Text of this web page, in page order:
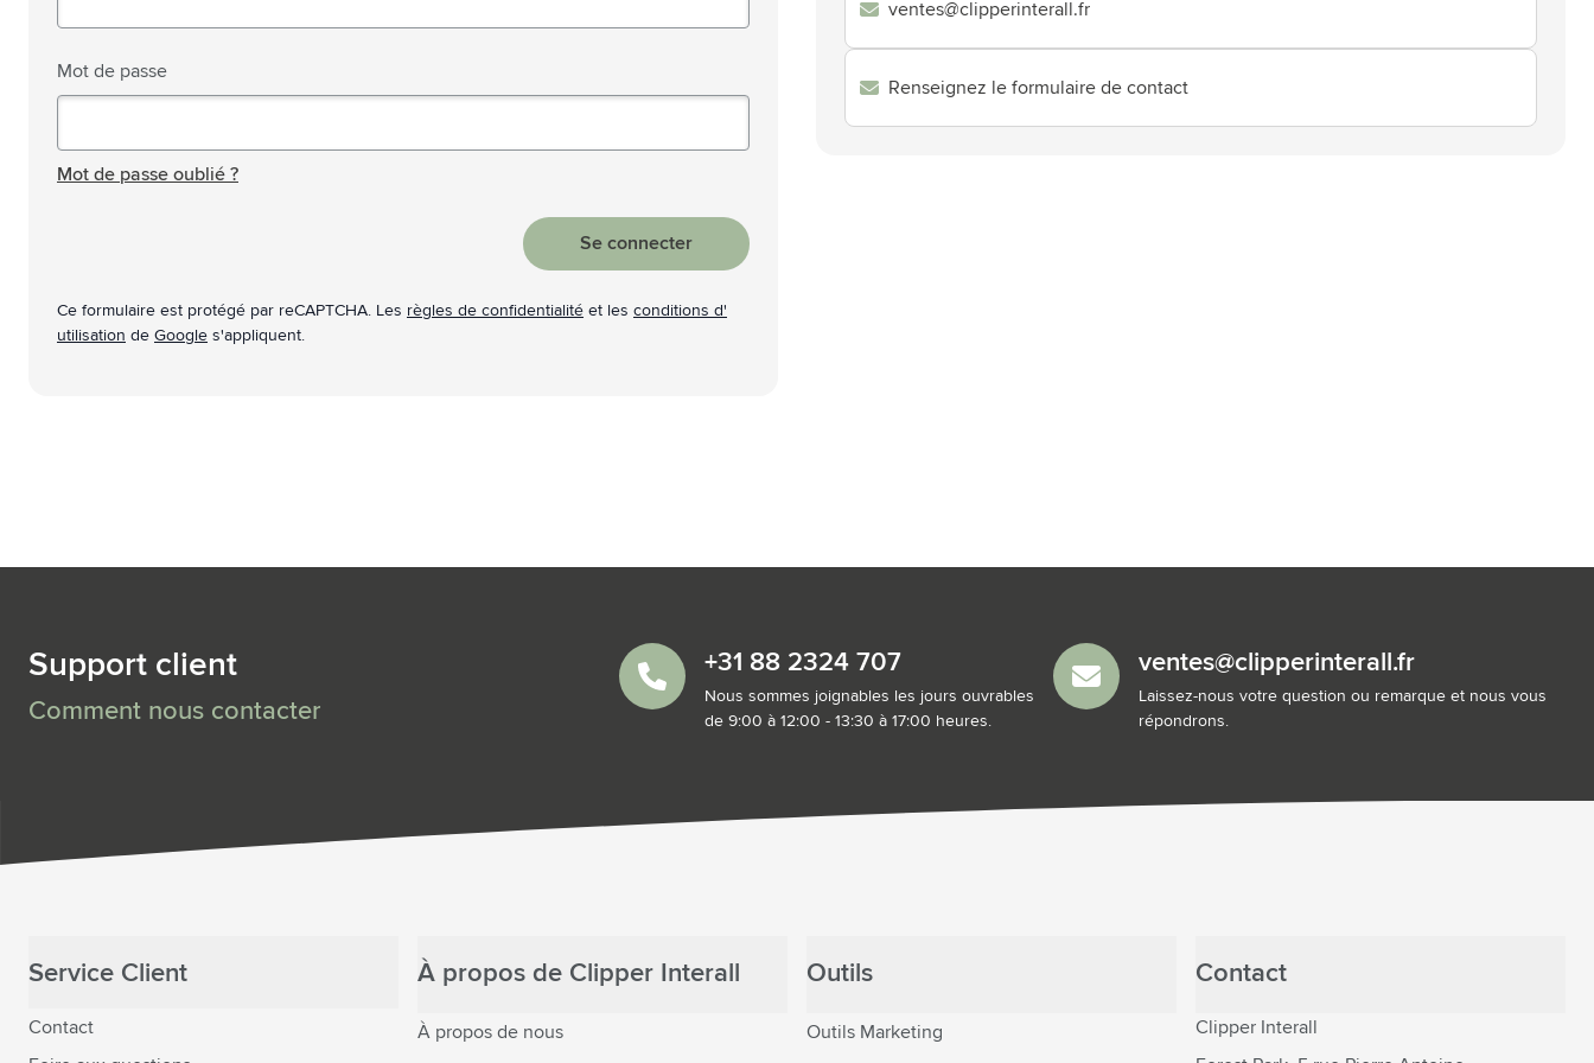
Afficher le sous-menu pour la catégorie Technologie & gadgets
Écriture
Outdoor & Loisirs
Afficher le sous-menu pour la catégorie Outdoor & Loisirs
Afficher le sous-menu pour la catégorie Outils & Déplacements
Mot de passe
Mot de passe oublié ?
Se connecter
Ce formulaire est protégé par reCAPTCHA. Les règles de confidentialité et les conditions d'
utilisation de Google s'appliquent.
ventes@clipperinterall.fr
Renseignez le formulaire de contact
Support client
Comment nous contacter
+31 88 2324 707
Nous sommes joignables les jours ouvrables
de 9:00 à 12:00 - 13:30 à 17:00 heures.
ventes@clipperinterall.fr
Laissez-nous votre question ou remarque et nous vous
répondrons.
Service Client
Contact
À propos de Clipper Interall
À propos de nous
Outils
Outils Marketing
Contact
Clipper Interall